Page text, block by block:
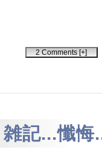
2 Comments [+]
雑記...懺悔